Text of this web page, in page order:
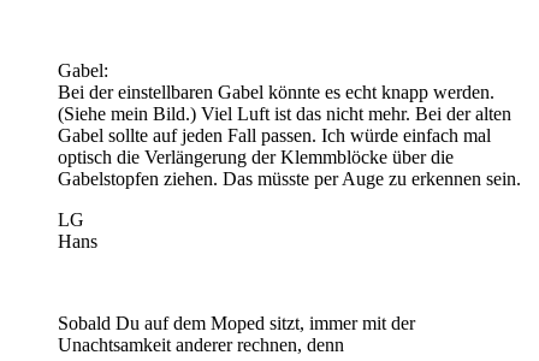
Gabel:
Bei der einstellbaren Gabel könnte es echt knapp werden.
(Siehe mein Bild.) Viel Luft ist das nicht mehr. Bei der alten
Gabel sollte auf jeden Fall passen. Ich würde einfach mal
optisch die Verlängerung der Klemmblöcke über die
Gabelstopfen ziehen. Das müsste per Auge zu erkennen sein.
LG
Hans
Sobald Du auf dem Moped sitzt, immer mit der
Unachtsamkeit anderer rechnen, denn